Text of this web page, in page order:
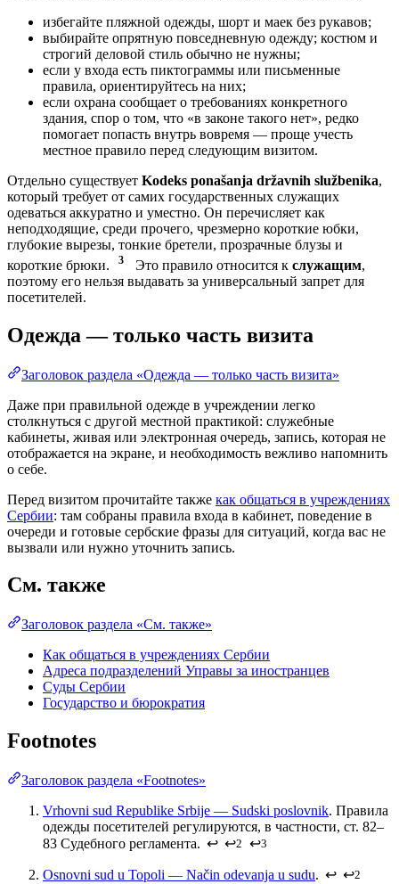
избегайте пляжной одежды, шорт и маек без рукавов;
выбирайте опрятную повседневную одежду; костюм и
строгий деловой стиль обычно не нужны;
если у входа есть пиктограммы или письменные
правила, ориентируйтесь на них;
если охрана сообщает о требованиях конкретного
здания, спор о том, что «в законе такого нет», редко
помогает попасть внутрь вовремя — проще учесть
местное правило перед следующим визитом.
Отдельно существует Kodeks ponašanja državnih službenika,
который требует от самих государственных служащих
одеваться аккуратно и уместно. Он перечисляет как
неподходящие, среди прочего, чрезмерно короткие юбки,
глубокие вырезы, тонкие бретели, прозрачные блузы и
короткие брюки.
3 Это правило относится кслужащим,
поэтому его нельзя выдавать за универсальный запрет для
посетителей.
Одежда — только часть визита
Заголовок раздела «Одежда — только часть визита»
Даже при правильной одежде в учреждении легко
столкнуться с другой местной практикой: служебные
кабинеты, живая или электронная очередь, запись, которая не
отображается на экране, и необходимость вежливо напомнить
о себе.
Перед визитом прочитайте также как общаться в учреждениях
Сербии: там собраны правила входа в кабинет, поведение в
очереди и готовые сербские фразы для ситуаций, когда вас не
вызвали или нужно уточнить запись.
См. также
Заголовок раздела «См. также»
Как общаться в учреждениях Сербии
Адреса подразделений Управы за иностранцев
Суды Сербии
Государство и бюрократия
Footnotes
Заголовок раздела «Footnotes»
Vrhovni sud Republike Srbije — Sudski poslovnik. Правила
одежды посетителей регулируются, в частности, ст. 82–
83 Судебного регламента. ↩ ↩2 ↩3
Osnovni sud u Topoli — Način odevanja u sudu. ↩ ↩2